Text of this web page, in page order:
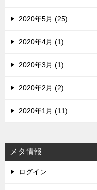
2020年5月 (25)
2020年4月 (1)
2020年3月 (1)
2020年2月 (2)
2020年1月 (11)
メタ情報
ログイン